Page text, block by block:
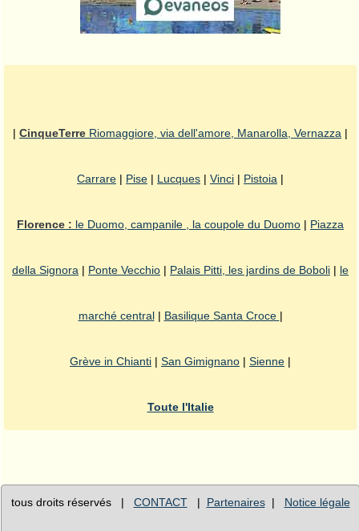
| CinqueTerre Riomaggiore, via dell'amore, Manarolla, Vernazza |
Carrare | Pise | Lucques | Vinci | Pistoia |
Florence : le Duomo, campanile , la coupole du Duomo | Piazza
della Signora | Ponte Vecchio | Palais Pitti, les jardins de Boboli | le
marché central| Basilique Santa Croce |
Grève in Chianti | San Gimignano | Sienne |
Toute l'Italie
tous droits réservés | CONTACT| Partenaires| Notice légale